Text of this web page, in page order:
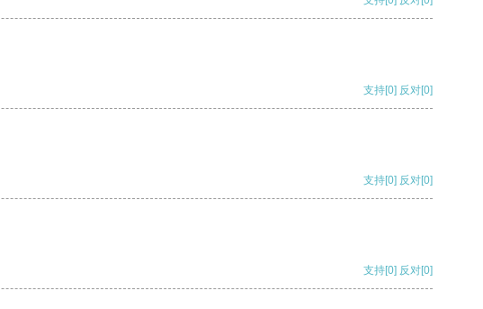
支持[0] 反对[0]
支持[0] 反对[0]
支持[0] 反对[0]